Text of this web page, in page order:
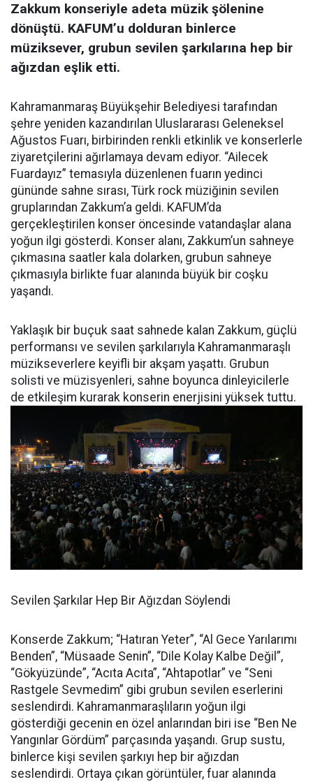
Zakkum konseriyle adeta müzik şölenine
dönüştü. KAFUM’u dolduran binlerce
müziksever, grubun sevilen şarkılarına hep bir
ağızdan eşlik etti.
Kahramanmaraş Büyükşehir Belediyesi tarafından
şehre yeniden kazandırılan Uluslararası Geleneksel
Ağustos Fuarı, birbirinden renkli etkinlik ve konserlerle
ziyaretçilerini ağırlamaya devam ediyor. “Ailecek
Fuardayız” temasıyla düzenlenen fuarın yedinci
gününde sahne sırası, Türk rock müziğinin sevilen
gruplarından Zakkum’a geldi. KAFUM’da
gerçekleştirilen konser öncesinde vatandaşlar alana
yoğun ilgi gösterdi. Konser alanı, Zakkum’un sahneye
çıkmasına saatler kala dolarken, grubun sahneye
çıkmasıyla birlikte fuar alanında büyük bir coşku
yaşandı.
Yaklaşık bir buçuk saat sahnede kalan Zakkum, güçlü
performansı ve sevilen şarkılarıyla Kahramanmaraşlı
müzikseverlere keyifli bir akşam yaşattı. Grubun
solisti ve müzisyenleri, sahne boyunca dinleyicilerle
de etkileşim kurarak konserin enerjisini yüksek tuttu.
Sevilen Şarkılar Hep Bir Ağızdan Söylendi
Konserde Zakkum; “Hatıran Yeter”, “Al Gece Yarılarımı
Benden”, “Müsaade Senin”, “Dile Kolay Kalbe Değil”,
“Gökyüzünde”, “Acıta Acıta”, “Ahtapotlar” ve “Seni
Rastgele Sevmedim” gibi grubun sevilen eserlerini
seslendirdi. Kahramanmaraşlıların yoğun ilgi
gösterdiği gecenin en özel anlarından biri ise “Ben Ne
Yangınlar Gördüm” parçasında yaşandı. Grup sustu,
binlerce kişi sevilen şarkıyı hep bir ağızdan
seslendirdi. Ortaya çıkan görüntüler, fuar alanında